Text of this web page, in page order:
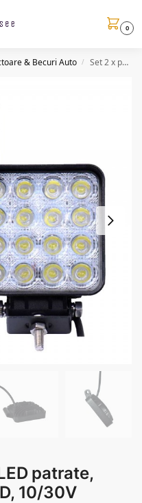
0
& Becuri Auto / Set 2 x proiectoare LED patrate, 96W/set, IP67, 16LED, 10/30V
patrate,
10/30V